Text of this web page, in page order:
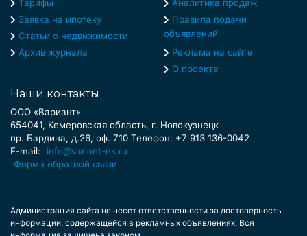
Тарифы
Заявка на ипотеку
Статьи о недвижимости
Архив журнала
Аналитика продаж
Правила подачи
объявлений
Реклама на сайте
О проекте
Наши контакты
ООО «Вариант»
654041, Кемеровская область, г. Новокузнецк
пр. Бардина, д.26, оф. 710 Телефон: +7 913 136-0042
E-mail:
info@variant-nk.ru
Форма обратной связи
Администрация сайта не несет ответственности за достоверность
информации, содержащейся в рекламных объявлениях. Вся